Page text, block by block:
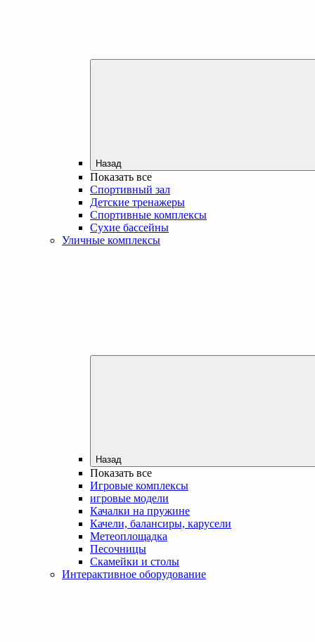
Назад
Показать все
Спортивный зал
Детские тренажеры
Спортивные комплексы
Сухие бассейны
Уличные комплексы
Назад
Показать все
Игровые комплексы
игровые модели
Качалки на пружине
Качели, балансиры, карусели
Метеоплощадка
Песочницы
Скамейки и столы
Интерактивное оборудование